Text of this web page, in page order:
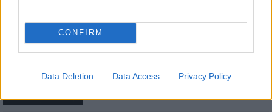
CONFIRM
Data Deletion Data Access Privacy Policy
LEGFRISSEBB
Amire többmillióan vártunk: szombattól
másodfokúra csökken a riasztás